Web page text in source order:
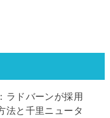
ラドバーンが採用
法と千里ニュータ